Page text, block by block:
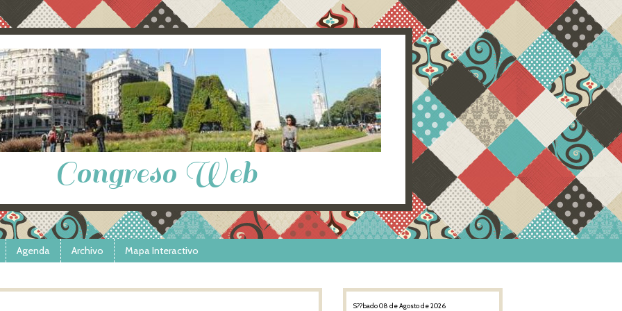
Congreso Web
Agenda Archivo Mapa Interactivo
S??bado 08 de Agosto de 2026